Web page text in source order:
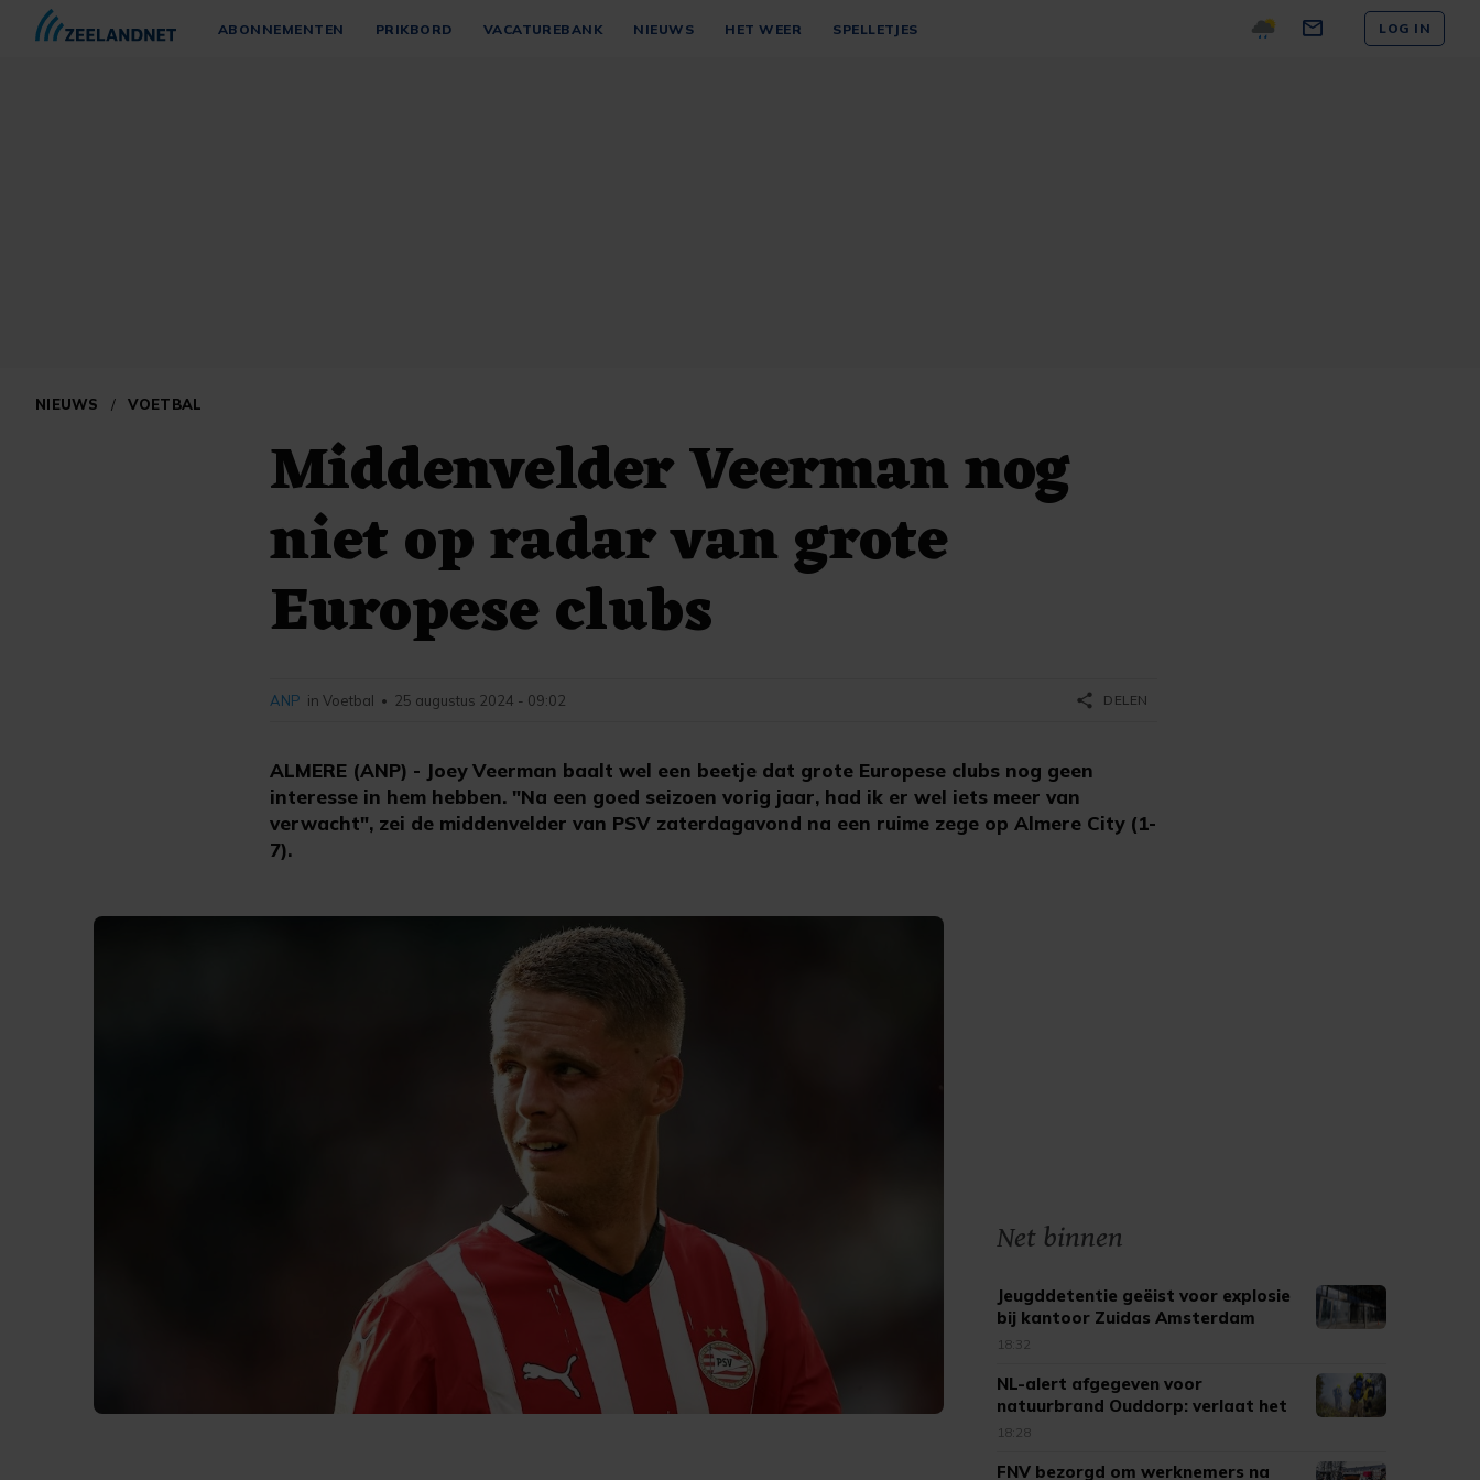
ABONNEMENTEN PRIKBORD VACATUREBANK NIEUWS HET WEER SPELLETJES LOG IN
NIEUWS / VOETBAL
Middenvelder Veerman nog
niet op radar van grote
Europese clubs
ALMERE (ANP) - Joey Veerman baalt wel een beetje dat grote Europese clubs nog geen
interesse in hem hebben. "Na een goed seizoen vorig jaar, had ik er wel iets meer van
verwacht", zei de middenvelder van PSV zaterdagavond na een ruime zege op Almere City (1-
7).
ANP in Voetbal • 25 augustus 2024 - 09:02 share DELEN
Net binnen
Jeugddetentie geëist voor explosie
bij kantoor Zuidas Amsterdam
18:32
NL-alert afgegeven voor
natuurbrand Ouddorp: verlaat het
gebied
18:28
FNV bezorgd om werknemers na